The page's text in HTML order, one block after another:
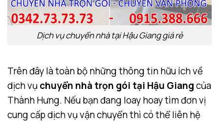
Dịch vụ chuyển nhà tại Hậu Giang giá rẻ
Trên đây là toàn bộ những thông tin hữu ích về
dịch vụ chuyển nhà trọn gói tại Hậu Giangcủa
Thành Hưng. Nếu bạn đang loay hoay tìm đơn vị
cung cấp dịch vụ vận chuyển thì có thể liên hệ